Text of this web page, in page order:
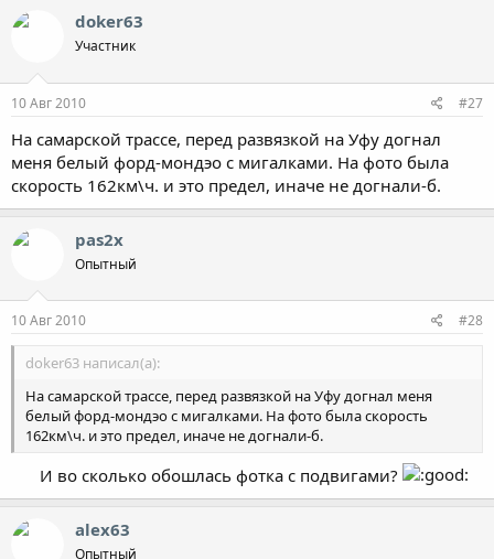
doker63
Участник
10 Авг 2010 #27
На самарской трассе, перед развязкой на Уфу догнал
меня белый форд-мондэо с мигалками. На фото была
скорость 162км\ч. и это предел, иначе не догнали-б.
pas2x
Опытный
10 Авг 2010 #28
doker63 написал(а):
На самарской трассе, перед развязкой на Уфу догнал меня
белый форд-мондэо с мигалками. На фото была скорость
162км\ч. и это предел, иначе не догнали-б.
И во сколько обошлась фотка с подвигами?
alex63
Опытный